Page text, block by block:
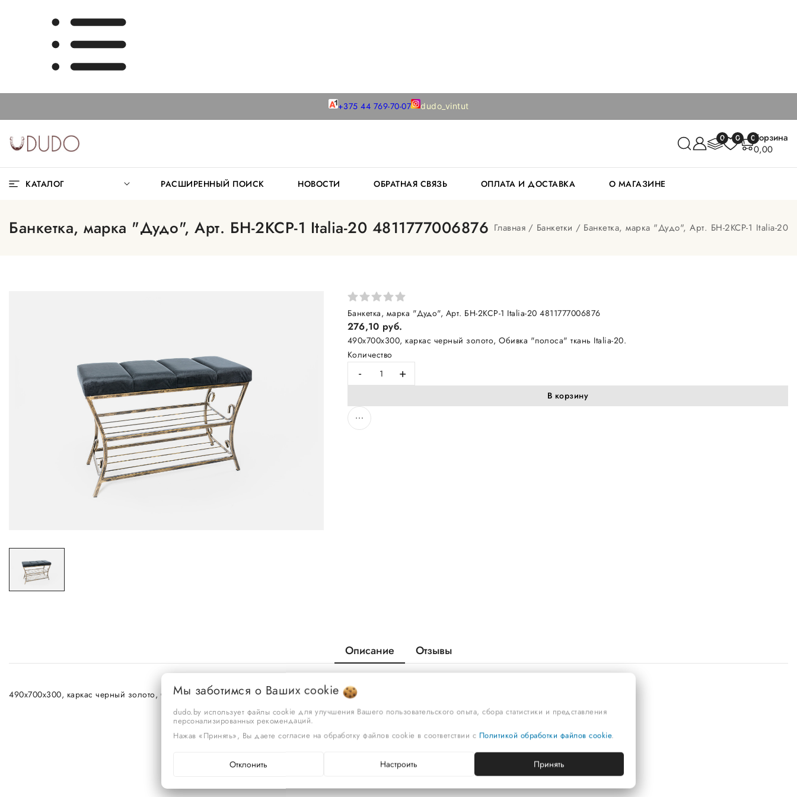
+375 44 769-70-07 dudo_vintut
0 0 0Корзина
0,00
КАТАЛОГ РАСШИРЕННЫЙ ПОИСК НОВОСТИ ОБРАТНАЯ СВЯЗЬ ОПЛАТА И ДОСТАВКА О МАГАЗИНЕ
Банкетка, марка "Дудо", Арт. БН-2КСР-1 Italia-20 4811777006876 Главная Банкетки Банкетка, марка "Дудо", Арт. БН-2КСР-1 Italia-20
Банкетка, марка "Дудо", Арт. БН-2КСР-1 Italia-20 4811777006876
276,10 руб.
490х700х300, каркас черный золото, Обивка "полоса" ткань Italia-20.
Количество
- +
В корзину
Описание Отзывы
490х700х300, каркас черный золото, Обивка "полоса" ткань Italia-20. 505х705х305;. 6,325 кг. Картонная упаковка
Мы заботимся о Ваших cookie
dudo.by использует файлы cookie для улучшения Вашего пользовательского опыта, сбора статистики и представления
персонализированных рекомендаций.
Нажав «Принять», Вы даете согласие на обработку файлов cookie в соответствии с Политикой обработки файлов cookie.
Отклонить Настроить Принять